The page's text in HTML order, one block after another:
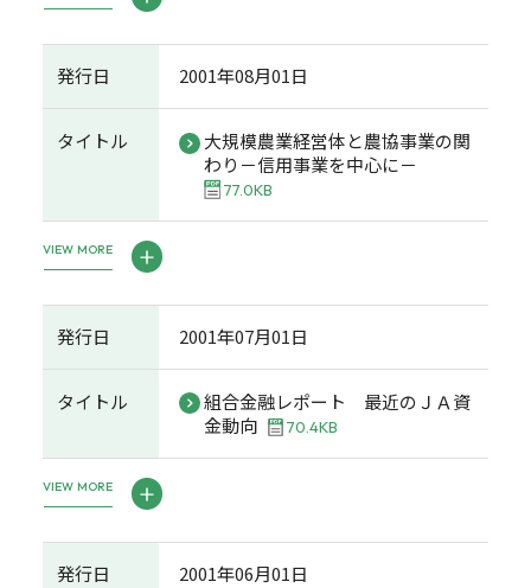
発行日 2001年08月01日
タイトル
大規模農業経営体と農協事業の関
わり－信用事業を中心に－
77.0KB
VIEW MORE
発行日 2001年07月01日
タイトル
組合金融レポート 最近のＪＡ資
金動向
70.4KB
VIEW MORE
発行日 2001年06月01日